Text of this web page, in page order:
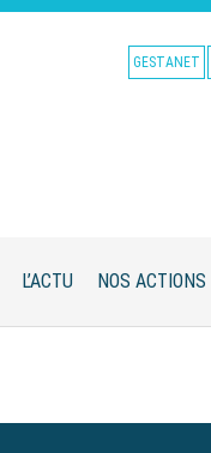
GESTANET
L’ACTU NOS ACTIONS